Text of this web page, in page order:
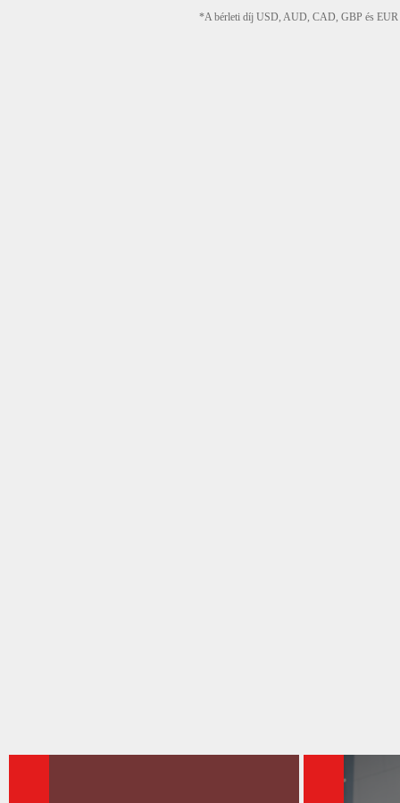
*A bérleti díj USD, AUD, CAD, GBP és EUR